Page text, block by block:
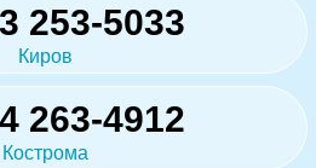
253-5033
Киров
263-4912
Кострома